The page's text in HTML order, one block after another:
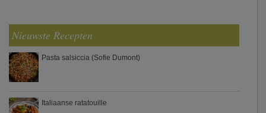
Nieuwste Recepten
Pasta salsiccia (Sofie Dumont)
Italiaanse ratatouille